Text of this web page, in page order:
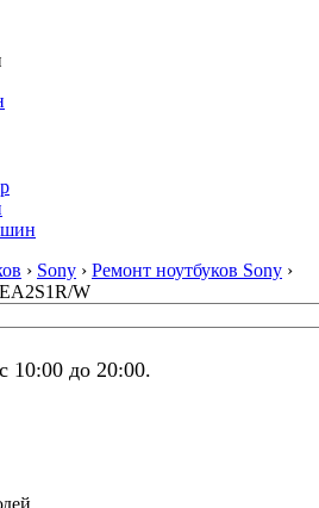
› Sony › Ремонт ноутбуков Sony ›
W
10:00 до 20:00.